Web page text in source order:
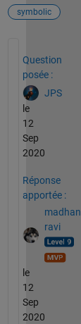
symbolic
Question
posée :
JPS
le
12
Sep
2020
Réponse
apportée :
madhan
ravi
le
12
Sep
2020